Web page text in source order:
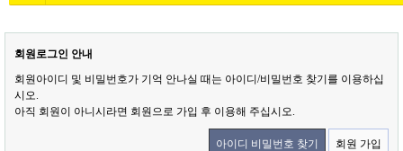
회원로그인 안내
회원아이디 및 비밀번호가 기억 안나실 때는 아이디/비밀번호 찾기를 이용하십
시오.
아직 회원이 아니시라면 회원으로 가입 후 이용해 주십시오.
아이디 비밀번호 찾기 회원 가입